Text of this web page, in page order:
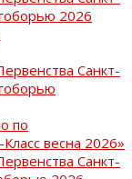
2026
Санкт-
по
весна 2026»
Санкт-